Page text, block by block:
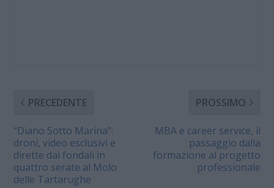
PRECEDENTE
“Diano Sotto Marina”:
droni, video esclusivi e
dirette dai fondali in
quattro serate al Molo
delle Tartarughe
PROSSIMO
MBA e career service, il
passaggio dalla
formazione al progetto
professionale